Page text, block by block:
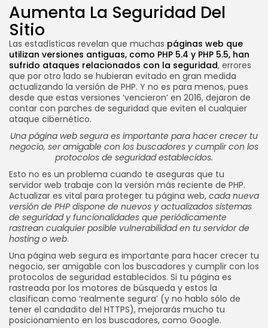
Aumenta La Seguridad Del
Sitio
Las estadísticas revelan que muchas páginas web que
utilizan versiones antiguas, como PHP 5.4 y PHP 5.5, han
sufrido ataques relacionados con la seguridad, errores
que por otro lado se hubieran evitado en gran medida
actualizando la versión de PHP. Y no es para menos, pues
desde que estas versiones ‘vencieron’ en 2016, dejaron de
contar con parches de seguridad que eviten el cualquier
ataque cibernético.
Una página web segura es importante para hacer crecer tu
negocio, ser amigable con los buscadores y cumplir con los
protocolos de seguridad establecidos.
Esto no es un problema cuando te aseguras que tu
servidor web trabaje con la versión más reciente de PHP.
Actualizar es vital para proteger tu página web, cada nueva
versión de PHP dispone de nuevos y actualizados sistemas
de seguridad y funcionalidades que periódicamente
rastrean cualquier posible vulnerabilidad en tu servidor de
hosting o web.
Una página web segura es importante para hacer crecer tu
negocio, ser amigable con los buscadores y cumplir con los
protocolos de seguridad establecidos. Si tu página es
rastreada por los motores de búsqueda y estos la
clasifican como ‘realmente segura’ (y no hablo sólo de
tener el candadito del HTTPS), mejorarás mucho tu
posicionamiento en los buscadores, como Google.